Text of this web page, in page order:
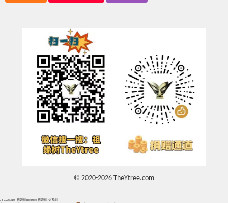
© 2020-2026 TheYtree.com
J-FGC23310 - 祖源树TheYtree 祖源树, 父系树